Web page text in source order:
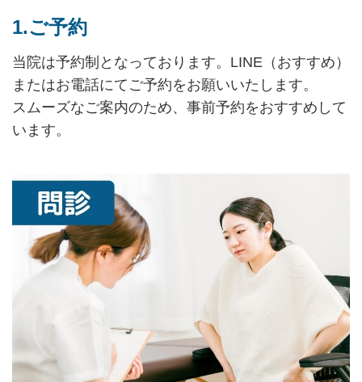
1.ご予約
当院は予約制となっております。LINE（おすすめ）
またはお電話にてご予約をお願いいたします。
スムーズなご案内のため、事前予約をおすすめして
います。